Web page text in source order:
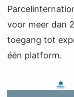
voor meer dan
toegang tot
één platform.